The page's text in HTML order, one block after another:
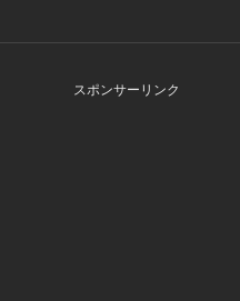
スポンサーリンク